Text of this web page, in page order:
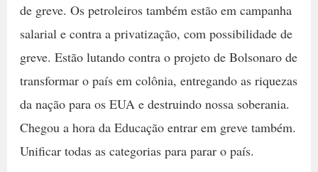
de greve. Os petroleiros também estão em campanha
salarial e contra a privatização, com possibilidade de
greve. Estão lutando contra o projeto de Bolsonaro de
transformar o país em colônia, entregando as riquezas
da nação para os EUA e destruindo nossa soberania.
Chegou a hora da Educação entrar em greve também.
Unificar todas as categorias para parar o país.